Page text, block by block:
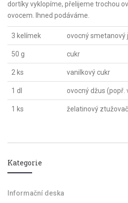
dortíky vyklopíme, přelijeme trochou
ovocem. Ihned podáváme.
3 kelímek ovocný smetanový
50 g cukr
2 ks vanilkový cukr
1 dl ovocný džus (popř.
1 ks želatinový
Kategorie
Informační deska